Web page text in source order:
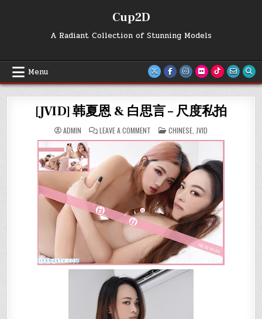
Cup2D
A Radiant Collection of Stunning Models
Menu
[JVID] 韩夏恩 & 白思言 – 尺度私拍
ADMIN LEAVE A COMMENT
[JVID]
韩
夏
恩
&
白
言
–
尺
度
私
拍
POSTED
IN
CHINESE JVID